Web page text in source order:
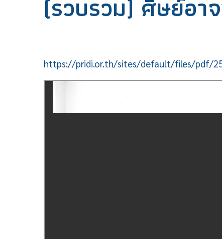
(รวบรวม) ศิษย์อา
https://pridi.or.th/sites/default/files/pdf/